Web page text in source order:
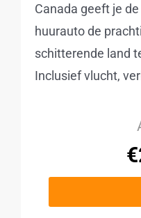
Canada geeft je
huurauto de
schitterende land
Inclusief vlucht,